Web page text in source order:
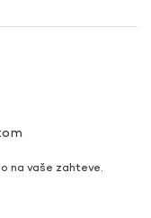
na vaše zahteve.